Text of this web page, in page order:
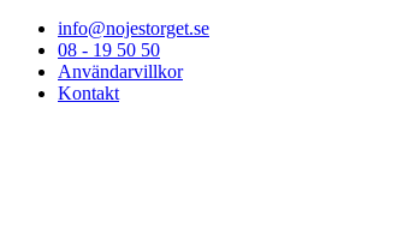
info@nojestorget.se
08 - 19 50 50
Användarvillkor
Kontakt